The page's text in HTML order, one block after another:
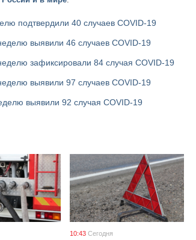
подтвердили 40 случаев COVID-19
выявили 46 случаев COVID-19
зафиксировали 84 случая COVID-19
выявили 97 случаев COVID-19
выявили 92 случая COVID-19
10:43 Сегодня